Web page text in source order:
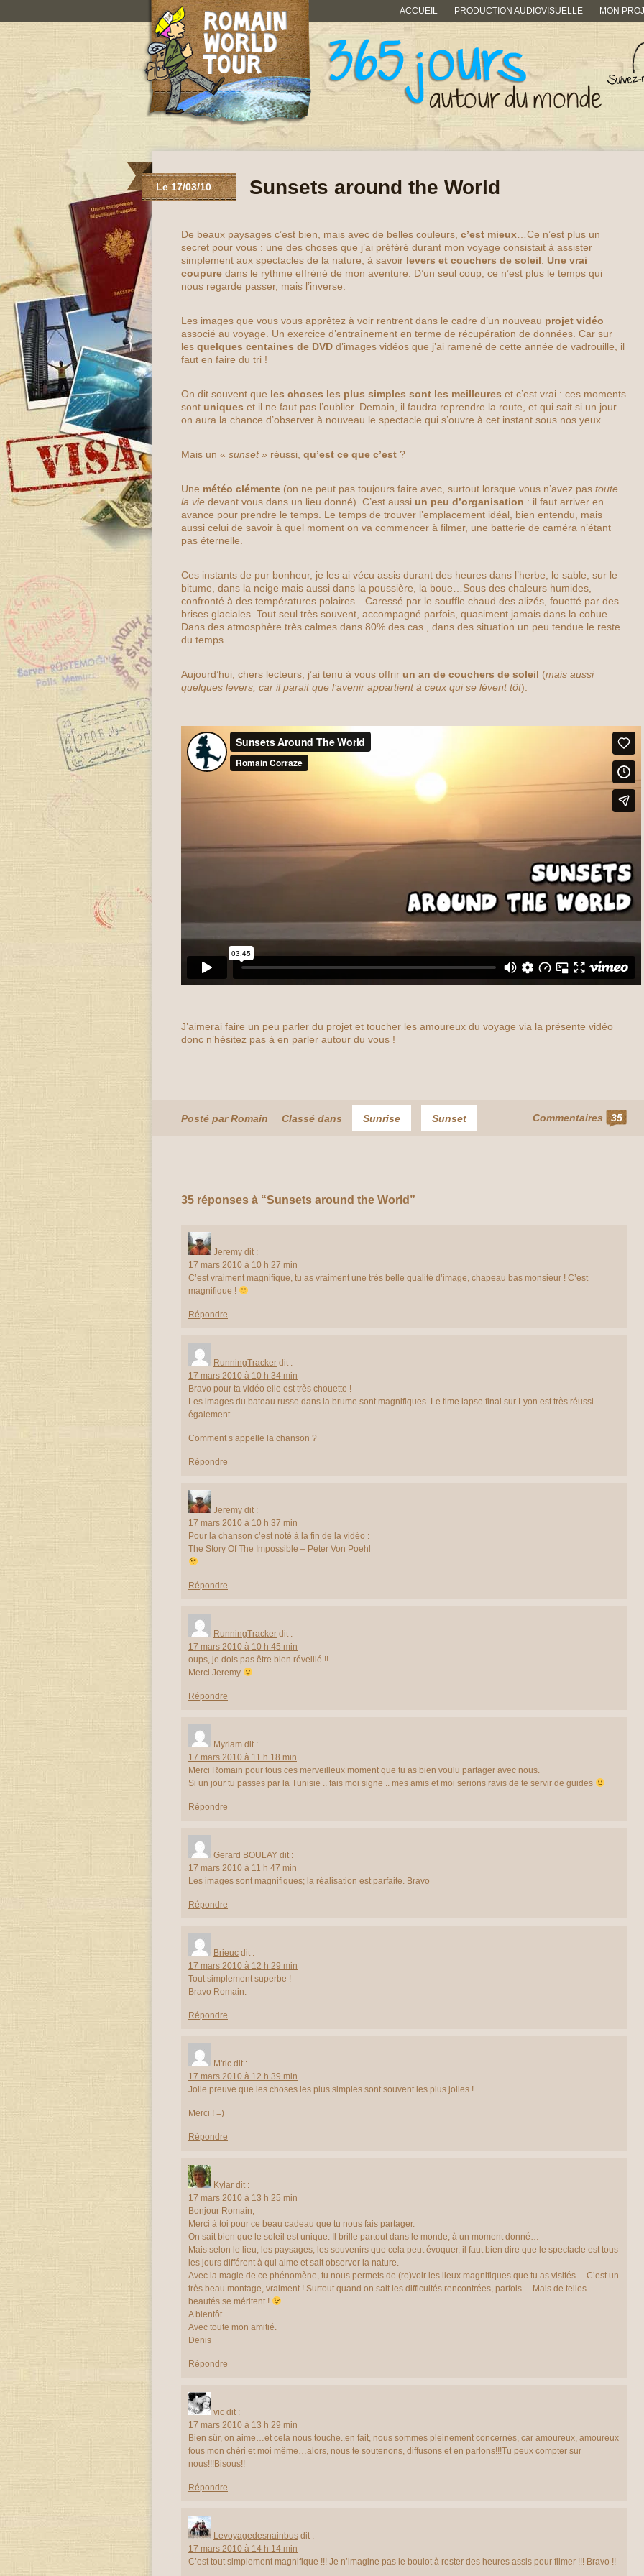
ACCUEIL PRODUCTION AUDIOVISUELLE MON
Le 17/03/10 Sunsets around the World
De beaux paysages c’est bien, mais avec de belles couleurs, c’est mieux …Ce n’est plus un
secret pour vous : une des choses que j’ai préféré durant mon voyage consistait à assister
simplement aux spectacles de la nature, à savoir levers et couchers de soleil
Une vrai
coupure dans le rythme effréné de mon aventure. D’un seul coup, ce n’est plus le temps qui
nous regarde passer, mais l’inverse.
Les images que vous vous apprêtez à voir rentrent dans le cadre d’un nouveau projet vidéo
associé au voyage. Un exercice d’entraînement en terme de récupération de données. Car sur
les quelques centaines de DVD d’images vidéos que j’ai ramené de cette année de vadrouille, il
faut en faire du tri !
On dit souvent que les choses les plus simples sont les meilleures et c’est vrai : ces moments
sont uniques et il ne faut pas l’oublier. Demain, il faudra reprendre la route, et qui sait si un jour
on aura la chance d’observer à nouveau le spectacle qui s’ouvre à cet instant sous nos yeux.
Mais un « sunset» réussi, qu’est ce que c’est ?
Une météo clémente (on ne peut pas toujours faire avec, surtout lorsque vous n’avez pas toute
la vie devant vous dans un lieu donné). C’est aussi un peu d’organisation : il faut arriver en
avance pour prendre le temps. Le temps de trouver l’emplacement idéal, bien entendu, mais
aussi celui de savoir à quel moment on va commencer à filmer, une batterie de caméra n’étant
pas éternelle.
Ces instants de pur bonheur, je les ai vécu assis durant des heures dans l’herbe, le sable, sur le
bitume, dans la neige mais aussi dans la poussière, la boue…Sous des chaleurs humides,
confronté à des températures polaires…Caressé par le souffle chaud des alizés, fouetté par des
brises glaciales. Tout seul très souvent, accompagné parfois, quasiment jamais dans la cohue.
Dans des atmosphère très calmes dans 80% des cas , dans des situation un peu tendue le reste
du temps.
Aujourd’hui, chers lecteurs, j’ai tenu à vous offrir un an de couchers de soleil (mais aussi
quelques levers, car il parait que l’avenir appartient à ceux qui se lèvent tôt).
J’aimerai faire un peu parler du projet et toucher les amoureux du voyage via la présente vidéo
donc n’hésitez pas à en parler autour du vous !
Posté par Romain Classé dans Sunrise Sunset Commentaires 35
35 réponses à “Sunsets around the World”
Jeremy dit :
17 mars 2010 à 10 h 27 min
C’est vraiment magnifique, tu as vraiment une très belle qualité d’image, chapeau bas monsieur ! C’est
magnifique !
Répondre
RunningTracker dit :
17 mars 2010 à 10 h 34 min
Bravo pour ta vidéo elle est très chouette !
Les images du bateau russe dans la brume sont magnifiques. Le time lapse final sur Lyon est très réussi
également.
Comment s’appelle la chanson ?
Répondre
Jeremy dit :
17 mars 2010 à 10 h 37 min
Pour la chanson c’est noté à la fin de la vidéo :
The Story Of The Impossible – Peter Von Poehl
Répondre
RunningTracker dit :
17 mars 2010 à 10 h 45 min
oups, je dois pas être bien réveillé !!
Merci Jeremy
Répondre
Myriam dit :
17 mars 2010 à 11 h 18 min
Merci Romain pour tous ces merveilleux moment que tu as bien voulu partager avec nous.
Si un jour tu passes par la Tunisie .. fais moi signe .. mes amis et moi serions ravis de te servir de guides
Répondre
Gerard BOULAY dit :
17 mars 2010 à 11 h 47 min
Les images sont magnifiques; la réalisation est parfaite. Bravo
Répondre
Brieuc dit :
17 mars 2010 à 12 h 29 min
Tout simplement superbe !
Bravo Romain.
Répondre
M'ric dit :
17 mars 2010 à 12 h 39 min
Jolie preuve que les choses les plus simples sont souvent les plus jolies !
Merci ! =)
Répondre
Kylar dit :
17 mars 2010 à 13 h 25 min
Bonjour Romain,
Merci à toi pour ce beau cadeau que tu nous fais partager.
On sait bien que le soleil est unique. Il brille partout dans le monde, à un moment donné…
Mais selon le lieu, les paysages, les souvenirs que cela peut évoquer, il faut bien dire que le spectacle est tous
les jours différent à qui aime et sait observer la nature.
Avec la magie de ce phénomène, tu nous permets de (re)voir les lieux magnifiques que tu as visités… C’est un
très beau montage, vraiment ! Surtout quand on sait les difficultés rencontrées, parfois… Mais de telles
beautés se méritent !
A bientôt.
Avec toute mon amitié.
Denis
Répondre
vic dit :
17 mars 2010 à 13 h 29 min
Bien sûr, on aime…et cela nous touche..en fait, nous sommes pleinement concernés, car amoureux, amoureux
fous mon chéri et moi même…alors, nous te soutenons, diffusons et en parlons!!!Tu peux compter sur
nous!!!Bisous!!
Répondre
Levoyagedesnainbus dit :
17 mars 2010 à 14 h 14 min
C’est tout simplement magnifique !!! Je n’imagine pas le boulot à rester des heures assis pour filmer !!! Bravo !!